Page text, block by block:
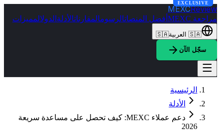
MEXCReview
مراجعة MEXC أفضل المنصاتالرسومالمقارناتالأدلة الدولالمميزات
🇸🇦 العربية🇸🇦
سجّل الآن
الرئيسية
الأدلة
دعم عملاء MEXC: كيف تحصل على مساعدة سريعة
2026
EXCLUSIVE